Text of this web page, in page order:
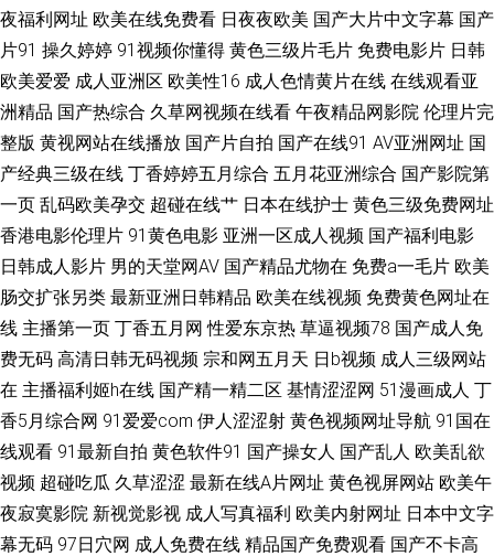
205 91美女视频在线播放 第一福利视频导航 久久嫩草视频 人妻人人爱操AV
91大神最新地址 avtt五月丁香 色色精品一区二区 福利网址在线 日韩精品黄
色网址 91一起c 久久网中文一区 久久精品久久国产 久久激情网站 91次元黄
色pc 国产拍自品精 日韩无码免费网站 有码中文字字母 91视频草逼 国产av丝
免费成人在线网 91AV福利精品 91综合探花 久肏日韩 有码视频网址 91色女
导航 国产av福利网 亚洲东方AV在线 91青青草视频在线观看 久久肏屄视频收
看 五月天av资源男人网 91看片婬黄大片在看 久久91视频 香蕉视频黄车震
91天堂五月 黄色仓库资源在线观看 深夜福利视视频 ts性爱视频 国产自怕AV
网址 色综合一本道 av成人免费观看看 精品无码一二 日韩污久久一区
夜福利网址 欧美在线免费看 日夜夜欧美 国产大片中文字幕 国产
片91 操久婷婷 91视频你懂得 黄色三级片毛片 免费电影片 日韩
欧美爱爱 成人亚洲区 欧美性16 成人色情黄片在线 在线观看亚
洲精品 国产热综合 久草网视频在线看 午夜精品网影院 伦理片完
整版 黄视网站在线播放 国产片自拍 国产在线91 AV亚洲网址 国
产经典三级在线 丁香婷婷五月综合 五月花亚洲综合 国产影院第
一页 乱码欧美孕交 超碰在线艹 日本在线护士 黄色三级免费网址
香港电影伦理片 91黄色电影 亚洲一区成人视频 国产福利电影
日韩成人影片 男的天堂网AV 国产精品尤物在 免费a一毛片 欧美
肠交扩张另类 最新亚洲日韩精品 欧美在线视频 免费黄色网址在
线 主播第一页 丁香五月网 性爱东京热 草逼视频78 国产成人免
费无码 高清日韩无码视频 宗和网五月天 日b视频 成人三级网站
在 主播福利姬h在线 国产精一精二区 基情涩涩网 51漫画成人 丁
香5月综合网 91爱爱com 伊人涩涩射 黄色视频网址导航 91国在
线观看 91最新自拍 黄色软件91 国产操女人 国产乱人 欧美乱欲
视频 超碰吃瓜 久草涩涩 最新在线A片网址 黄色视屏网站 欧美午
夜寂寞影院 新视觉影视 成人写真福利 欧美内射网址 日本中文字
幕无码 97日穴网 成人免费在线 精品国产免费观看 国产不卡高